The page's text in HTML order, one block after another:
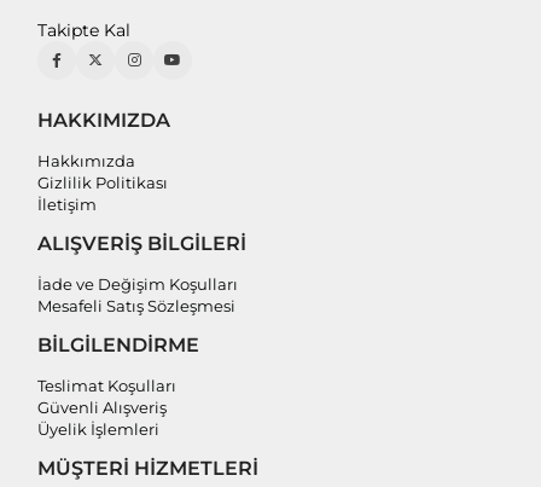
Takipte Kal
HAKKIMIZDA
Hakkımızda
Gizlilik Politikası
İletişim
ALIŞVERİŞ BİLGİLERİ
İade ve Değişim Koşulları
Mesafeli Satış Sözleşmesi
BİLGİLENDİRME
Teslimat Koşulları
Güvenli Alışveriş
Üyelik İşlemleri
MÜŞTERİ HİZMETLERİ